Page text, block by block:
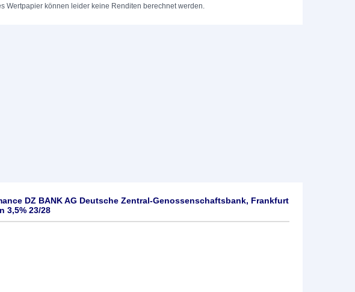
Wertpapier können leider keine Renditen berechnet werden.
DZ BANK AG Deutsche Zentral-Genossenschaftsbank, Frankfurt
3,5% 23/28